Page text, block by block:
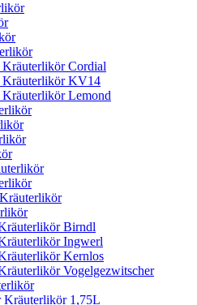
Kräuterlikör Cordial
Kräuterlikör KV14
Lemond
Birndl
Ingwerl
Kernlos
Vogelgezwitscher
Kräuterlikör 1,75L